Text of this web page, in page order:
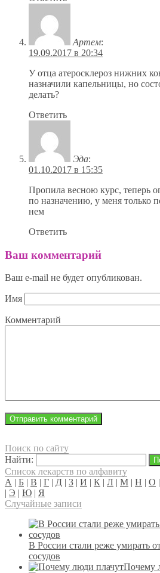
Артем:
19.09.2017 в 20:34
У отца атеросклероз нижних
назначили капельницы, но
делать?
Ответить
Эда:
01.10.2017 в 15:35
Пропила весною курс, теперь
по назначению, у меня только
нем
Ответить
Ваш комментарий
Ваш e-mail не будет опубликован.
Имя
Комментарий
Поиск по сайту
Найти:
Список лекарств по алфавиту
А | Б | В | Г | Д | З | И | К | Л | М | Н | О |
| Э | Ю | Я
Случайные записи
В России стали реже умирать
сосудов
Почему